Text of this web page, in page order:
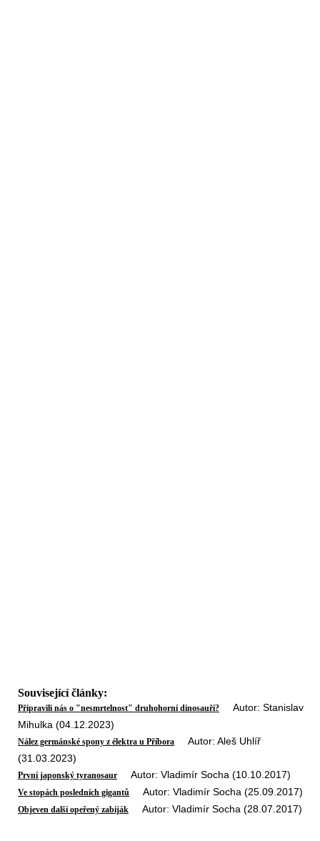
Související články:
Připravili nás o "nesmrtelnost" druhohorní dinosauři? Autor: Stanislav
Mihulka (04.12.2023)
Nález germánské spony z élektra u Příbora Autor: Aleš Uhlíř
(31.03.2023)
První japonský tyranosaur Autor: Vladimír Socha (10.10.2017)
Ve stopách posledních gigantů Autor: Vladimír Socha (25.09.2017)
Objeven další opeřený zabiják Autor: Vladimír Socha (28.07.2017)